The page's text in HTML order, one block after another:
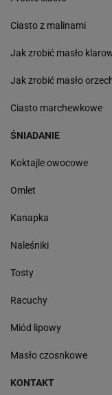
Ciasto z malinami
Jak zrobić masło
Jak zrobić masło
Ciasto marchewkowe
ŚNIADANIE
Koktajle owocowe
Omlet
Kanapka
Naleśniki
Tosty
Racuchy
Miód lipowy
Masło czosnkowe
KONTAKT